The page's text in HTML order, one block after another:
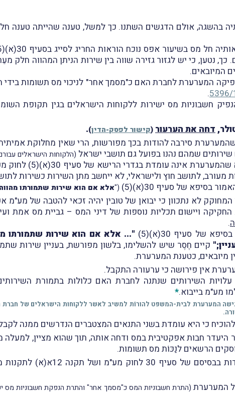
בהשגה, אולם הדגשים השתנו. כך למשל, טענה שהייתה טענה
נטען, כי יש לגזור גזירה שווה בין שירות הניתן המהווה חלק
המערערת לחברת האם כ"מסמך אחר" לניכוי מס תשומות
.
חשבוניות מס ישירות ללקוחות הישראלים בגין תקופת
דחה את הערעור (קישור לפסק-הדין)
.
סירבה להודות בכך מפורשות, הרי שאין מחלוקת
שמהם נהנו בפועל גם תושבי ישראל (הלקוחות הישראלים
בגדרי הרישא של סעיף 30(א)(5) לחוק מע"מ ואינה זכאית להטבה
לתושב חוץ ולישראלי, לא ייחשב מתן השירות כשירות
בסיפא של סעיף 30(א)(5)
("אלא אם הוא שירות שתמורתו
לא נתכוון כי יבואן של טובין יהיה זכאי להטבה של מע"מ
ויישום תכליות נוספות של דיני המס – גביית מס אמת
.
של סעיף 30(א)(5)
"... אלא אם הוא שירות שתמורתו
קיים חֶסֶר שיש להשלימו, בלשון מפורשת, בעניין שירות
מיובאים, כטענת המערערת.
אין פירושה כי ערעורה התקבל.
השירותים שנתנה לחברת האם כלולות בתמורת
מע"מ בייבוא.*
המערערת לבית-המשפט להורוֹת למשיב לאשר ללקוחות הישראלים של
כי היא עומדת בשני התנאים המצטברים הנדרשים ממנה
חבות אפקטיבית במס ודחה אותה, תוך שהוא מציין, למעלה
הרשאים לנַכּוֹת מס תשומות.
בנוסף, קבע השופט סטולר, כי אף
המערערת (התרת חשבוניות המס כ"מסמך אחר" והתרת הנפקת חשבוניות מס